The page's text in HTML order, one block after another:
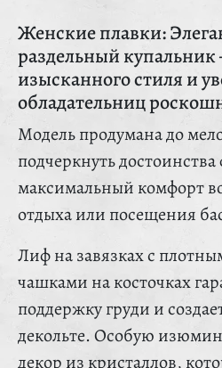
Женские плавки:
раздельный
изысканного стиля и
обладательниц
Модель продумана до
подчеркнуть
максимальный комфорт
отдыха или посещения
Лиф на завязках с
чашками на косточках
поддержку груди и
декольте. Особую
декор из кристаллов,